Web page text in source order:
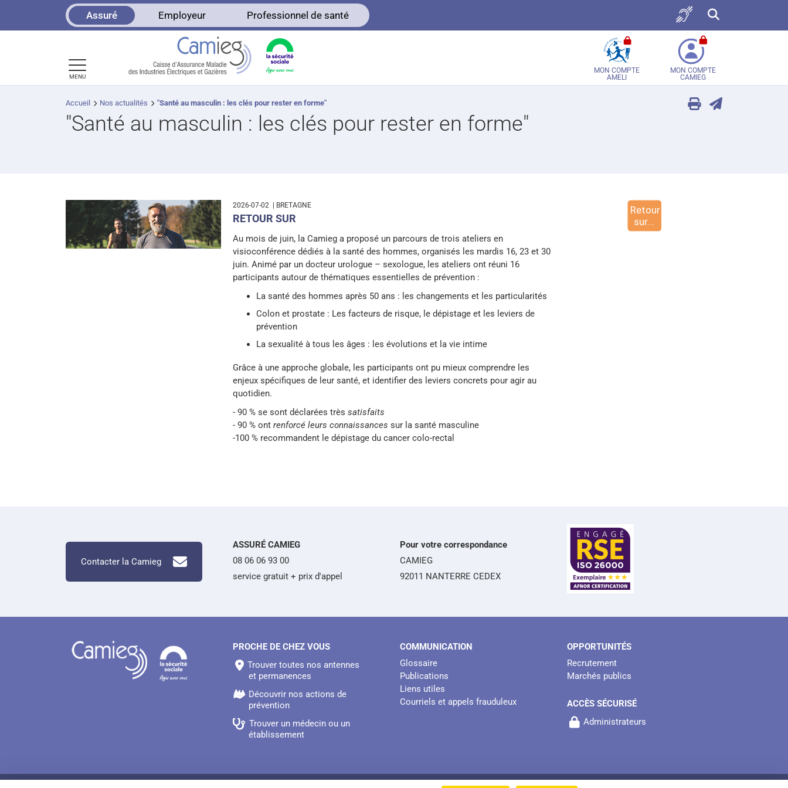
Panneau de gestion des cookies
Assuré Employeur Professionnel de santé Accès sourds et
MENU
MON COMPTE
AMELI
MON COMPTE
CAMIEG
Accueil Nos actualités "Santé au masculin : les clés pour rester en forme"
"Santé au masculin : les clés pour rester en forme"
2026-07-02 | BRETAGNE
RETOUR SUR
Au mois de juin, la Camieg a proposé un parcours de trois ateliers en
visioconférence dédiés à la santé des hommes, organisés les mardis 16, 23 et 30
juin. Animé par un docteur urologue – sexologue, les ateliers ont réuni 16
participants autour de thématiques essentielles de prévention :
La santé des hommes après 50 ans : les changements et les particularités
Colon et prostate : Les facteurs de risque, le dépistage et les leviers de
prévention
La sexualité à tous les âges : les évolutions et la vie intime
Grâce à une approche globale, les participants ont pu mieux comprendre les
enjeux spécifiques de leur santé, et identifier des leviers concrets pour agir au
quotidien.
- 90 % se sont déclarées très satisfaits
- 90 % ont renforcé leurs connaissances sur la santé masculine
-100 % recommandent le dépistage du cancer colo-rectal
Contacter la Camieg
ASSURÉ CAMIEG
08 06 06 93 00
service gratuit + prix d'appel
Pour votre correspondance
CAMIEG
92011 NANTERRE CEDEX
PROCHE DE CHEZ VOUS
Trouver toutes nos antennes
et permanences
Découvrir nos actions de
prévention
Trouver un médecin ou un
établissement
COMMUNICATION
Glossaire
Publications
Liens utiles
Courriels et appels frauduleux
OPPORTUNITÉS
Recrutement
Marchés publics
ACCÈS SÉCURISÉ
Administrateurs